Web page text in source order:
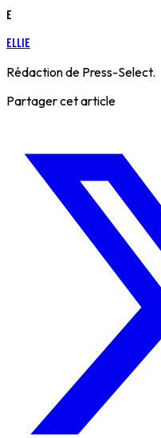
E
Ellie
Rédaction de Press-Select.
Partager cet article